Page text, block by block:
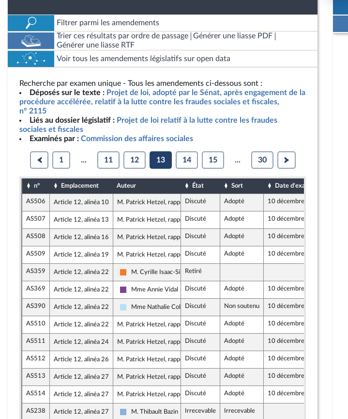
Filtrer parmi les amendements
Trier ces résultats par ordre de passage
Générer une liasse PDF
Générer une liasse RTF
Voir tous les amendements législatifs sur open data
Recherche par examen unique - Tous les amendements ci-dessous sont :
Déposés sur le texte : Projet de loi, adopté par le Sénat, après engagement de la
procédure accélérée, relatif à la lutte contre les fraudes sociales et fiscales,
n° 2115
Liés au dossier législatif : Projet de loi relatif à la lutte contre les fraudes
sociales et fiscales
Examinés par : Commission des affaires sociales
1 ... 11 12 13 14 15 ... 30
n° Emplacement Auteur État Sort Date d'examen
AS506 Article 12, alinéa 10 M. Patrick Hetzel, rapporteur
Discuté Adopté 10 décembre 2025 8
AS507 Article 12, alinéa 13 M. Patrick Hetzel, rapporteur
Discuté Adopté 10 décembre 2025
AS508 Article 12, alinéa 16 M. Patrick Hetzel, rapporteur
Discuté Adopté 10 décembre 2025
AS509 Article 12, alinéa 19 M. Patrick Hetzel, rapporteur
Discuté Adopté 10 décembre 2025
AS359 Article 12, alinéa 22
Les Démocrates
M. Cyrille Isaac-SibilleRetiré
AS369 Article 12, alinéa 22
Ensemble pour la République
Mme Annie Vidal Discuté Adopté 10 décembre 2025
AS390 Article 12, alinéa 22
Horizons & Indépendants
Mme Nathalie Colin-Oesterlé
Discuté Non soutenu 10 décembre 2025 5
AS510 Article 12, alinéa 22 M. Patrick Hetzel, rapporteur
Discuté Adopté 10 décembre 2025 8
AS511 Article 12, alinéa 24 M. Patrick Hetzel, rapporteur
Discuté Adopté 10 décembre 2025 8
AS512 Article 12, alinéa 26 M. Patrick Hetzel, rapporteur
Discuté Adopté 10 décembre 2025 8
AS513 Article 12, alinéa 27 M. Patrick Hetzel, rapporteur
Discuté Adopté 10 décembre 2025
AS514 Article 12, alinéa 27 M. Patrick Hetzel, rapporteur
Discuté Adopté 10 décembre 2025 8
AS238 Article 12, alinéa 27
Droite Républicaine
M. Thibault Bazin Irrecevable Irrecevable